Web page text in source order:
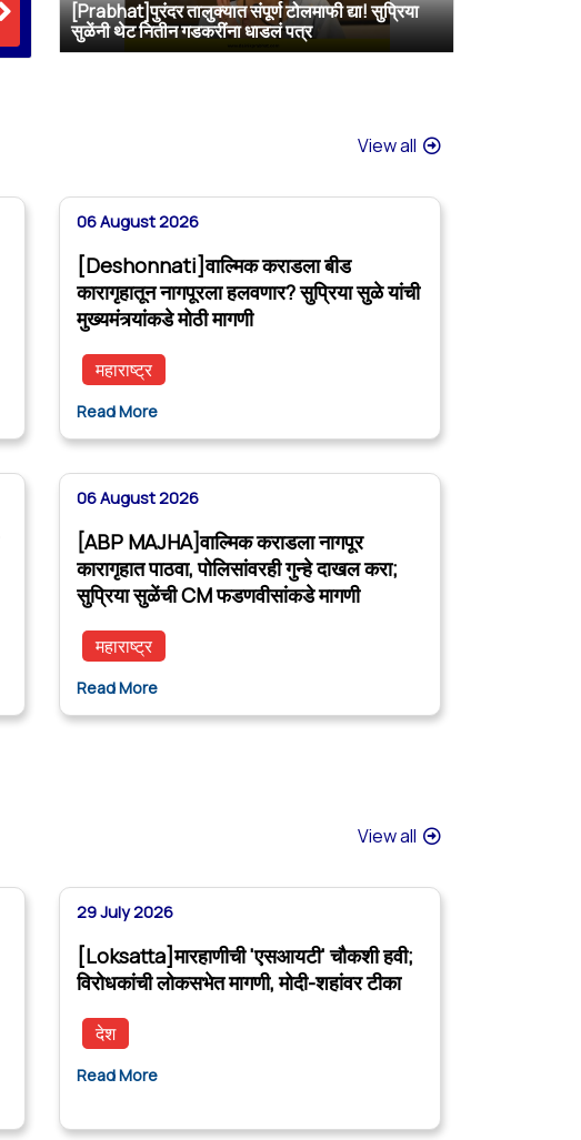
[TV9 Marathi]मोठी बातमी! वाल्मिक कराडच्या अडचणी वाढल्या? सुप्रिया सुळेंच्या त्या ट्विटने मोठी खळबळ, कराडला आता थेट… [Sakal]वाल्मिक कराडला बीडच्या जेलमध्ये विशेष सुविधा; खासदार सुप्रिया सुळेंनी मुख्यमंत्र्यांकडे केली मोठी मागणी
[Prabhat]पुरंदर तालुक्यात संपूर्ण टोलमाफी द्या! सुप्रिया
सुळेंनी थेट नितीन गडकरींना धाडलं पत्र
View all
06 August 2026
[Deshonnati]वाल्मिक कराडला बीड
कारागृहातून नागपूरला हलवणार? सुप्रिया सुळे यांची
मुख्यमंत्र्यांकडे मोठी मागणी
महाराष्ट्र
Read More
06 August 2026
[ABP MAJHA]वाल्मिक कराडला नागपूर
कारागृहात पाठवा, पोलिसांवरही गुन्हे दाखल करा;
सुप्रिया सुळेंची CM फडणवीसांकडे मागणी
महाराष्ट्र
Read More
View all
29 July 2026
[Loksatta]मारहाणीची 'एसआयटी' चौकशी हवी;
विरोधकांची लोकसभेत मागणी, मोदी-शहांवर टीका
देश
Read More